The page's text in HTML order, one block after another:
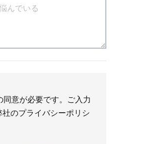
同意が必要です。ご入力
のプライバシーポリシ